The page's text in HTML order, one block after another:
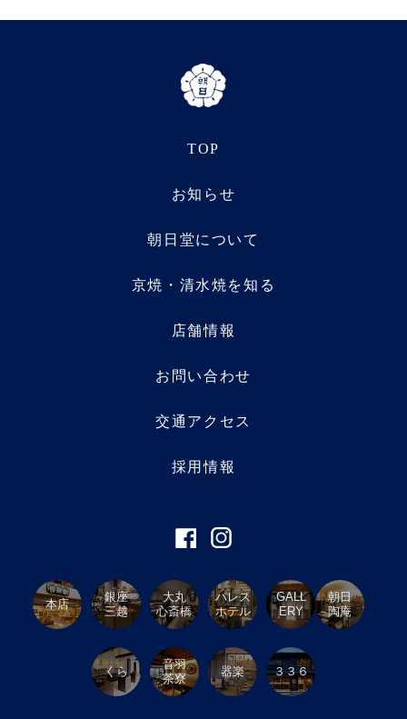
TOP
お知らせ
朝日堂について
京焼・清水焼を知る
店舗情報
お問い合わせ
交通アクセス
採用情報
本店
銀座
三越
大丸
心斎橋
パレス
ホテル
GALL
ERY
朝日
陶庵
くら
音羽
茶寮
器楽 ３３６